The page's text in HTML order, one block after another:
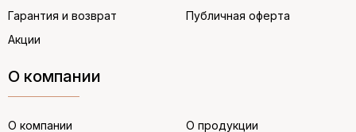
Гарантия и возврат
Акции
Публичная оферта
О компании
О компании О продукции